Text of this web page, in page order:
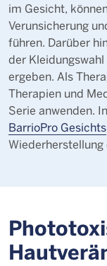
im Gesicht,
Verunsicherung
führen. Darüber
der
ergeben. Als
Therapien und
Serie anwenden.
BarrioPro Gesichts